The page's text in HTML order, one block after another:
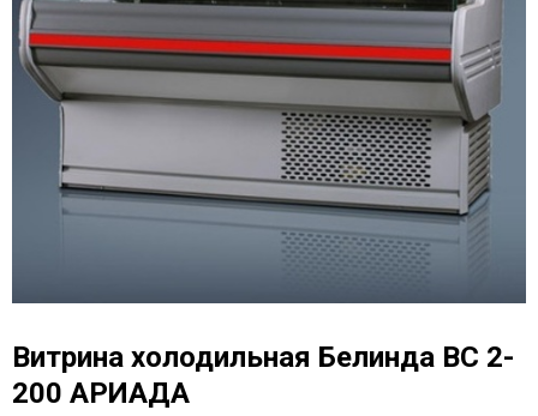
Витрина холодильная Белинда BС 2-
200 АРИАДА